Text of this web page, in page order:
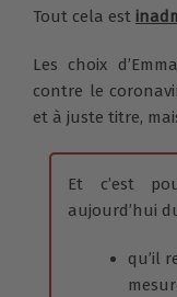
Tout cela est
Les choix
contre le
et à juste titre,
Et c’est
aujourd’hui
qu’il